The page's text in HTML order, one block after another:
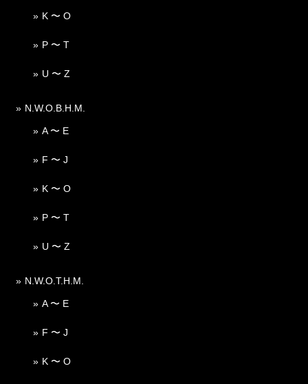
K 〜 O
P 〜 T
U 〜 Z
N.W.O.B.H.M.
A 〜 E
F 〜 J
K 〜 O
P 〜 T
U 〜 Z
N.W.O.T.H.M.
A 〜 E
F 〜 J
K 〜 O